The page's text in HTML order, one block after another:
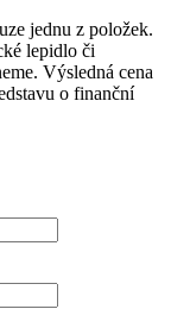
jednu z položek.
lepidlo či
Výsledná cena
o finanční